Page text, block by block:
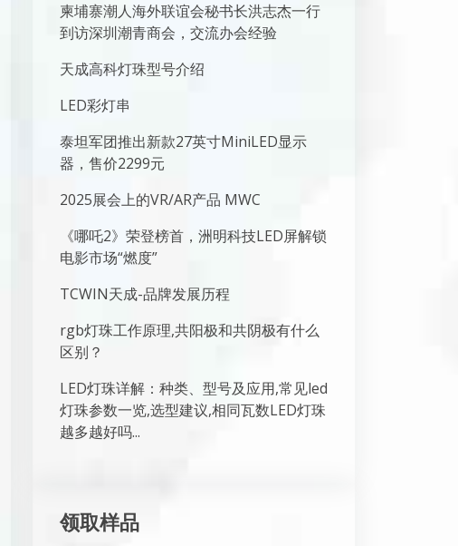
柬埔寨潮人海外联谊会秘书长洪志杰一行
到访深圳潮青商会，交流办会经验
天成高科灯珠型号介绍
LED彩灯串
泰坦军团推出新款27英寸MiniLED显示
器，售价2299元
2025展会上的VR/AR产品 MWC
《哪吒2》荣登榜首，洲明科技LED屏解锁
电影市场“燃度”
TCWIN天成-品牌发展历程
rgb灯珠工作原理,共阳极和共阴极有什么
区别？
LED灯珠详解：种类、型号及应用,常见led
灯珠参数一览,选型建议,相同瓦数LED灯珠
越多越好吗...
领取样品